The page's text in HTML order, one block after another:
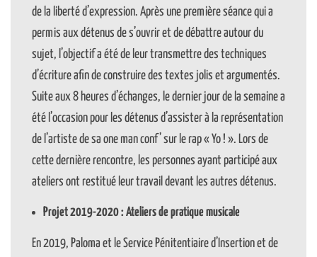
de la liberté d’expression. Après une première séance qui a
permis aux détenus de s’ouvrir et de débattre autour du
sujet, l’objectif a été de leur transmettre des techniques
d’écriture afin de construire des textes jolis et argumentés.
Suite aux 8 heures d’échanges, le dernier jour de la semaine a
été l’occasion pour les détenus d’assister à la représentation
de l’artiste de sa one man conf’ sur le rap « Yo ! ». Lors de
cette dernière rencontre, les personnes ayant participé aux
ateliers ont restitué leur travail devant les autres détenus.
Projet 2019-2020 : Ateliers de pratique musicale
En 2019, Paloma et le Service Pénitentiaire d’Insertion et de